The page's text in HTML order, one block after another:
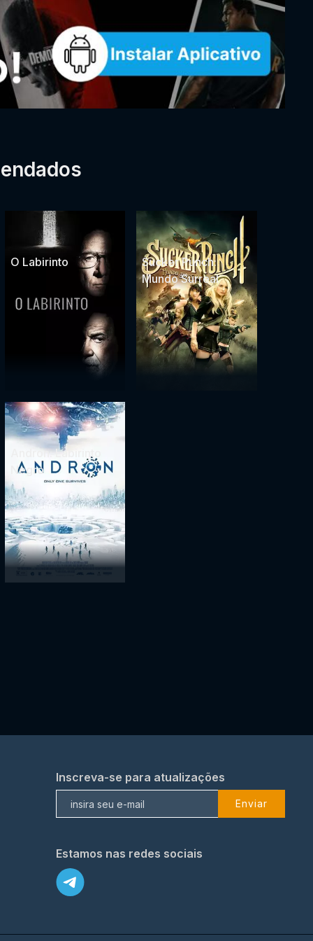
O Labirinto
Sucker Punch:
Mundo Surreal
Andron: Labirinto
Negro
Inscreva-se para atualizações
Enviar
Estamos nas redes sociais